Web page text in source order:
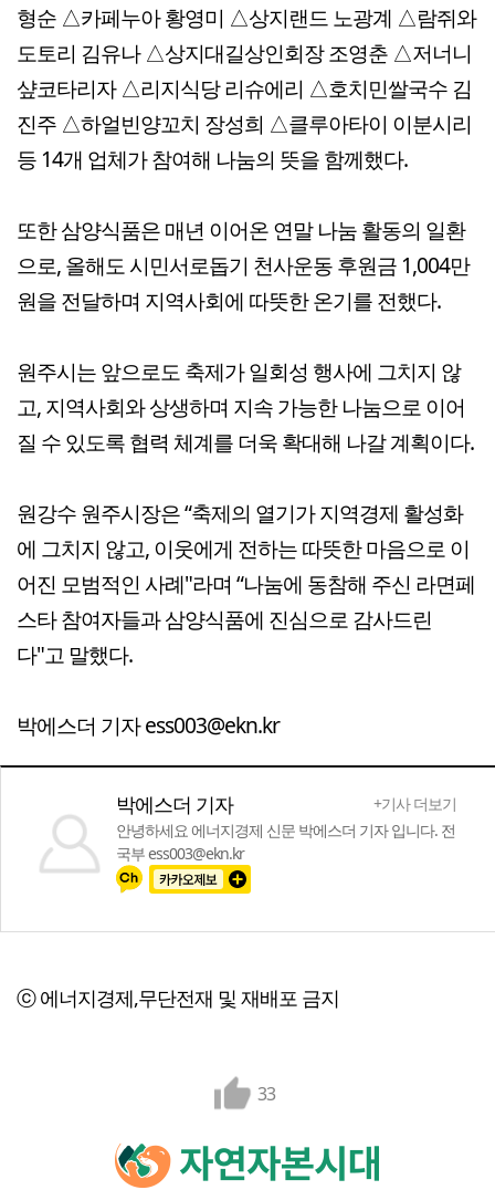
형순 △카페누아 황영미 △상지랜드 노광계 △람쥐와
도토리 김유나 △상지대길상인회장 조영춘 △저너니
샾코타리자 △리지식당 리슈에리 △호치민쌀국수 김
진주 △하얼빈양꼬치 장성희 △클루아타이 이분시리
등 14개 업체가 참여해 나눔의 뜻을 함께했다.
또한 삼양식품은 매년 이어온 연말 나눔 활동의 일환
으로, 올해도 시민서로돕기 천사운동 후원금 1,004만
원을 전달하며 지역사회에 따뜻한 온기를 전했다.
원주시는 앞으로도 축제가 일회성 행사에 그치지 않
고, 지역사회와 상생하며 지속 가능한 나눔으로 이어
질 수 있도록 협력 체계를 더욱 확대해 나갈 계획이다.
원강수 원주시장은 “축제의 열기가 지역경제 활성화
에 그치지 않고, 이웃에게 전하는 따뜻한 마음으로 이
어진 모범적인 사례"라며 “나눔에 동참해 주신 라면페
스타 참여자들과 삼양식품에 진심으로 감사드린
다"고 말했다.
박에스더 기자 ess003@ekn.kr
박에스더 기자
+기사 더보기
안녕하세요 에너지경제 신문 박에스더 기자 입니다. 전
국부 ess003@ekn.kr
ⓒ 에너지경제,무단전재 및 재배포 금지
33